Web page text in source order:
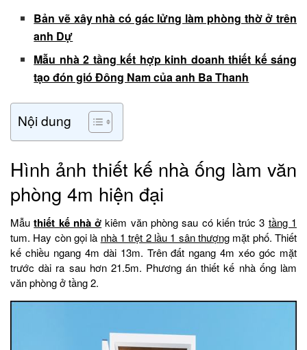
Bản vẽ xây nhà có gác lửng làm phòng thờ ở trên
anh Dự
Mẫu nhà 2 tầng kết hợp kinh doanh thiết kế sáng
tạo đón gió Đông Nam của anh Ba Thanh
Nội dung
Hình ảnh thiết kế nhà ống làm văn
phòng 4m hiện đại
Mẫuthiết kế nhà ở kiêm văn phòng sau có kiến trúc 3 tầng 1
tum. Hay còn gọi là nhà 1 trệt 2 lầu 1 sân thượng mặt phố. Thiết
kế chiều ngang 4m dài 13m. Trên đất ngang 4m xéo góc mặt
trước dài ra sau hơn 21.5m. Phương án thiết kế nhà ống làm
văn phòng ở tầng 2.